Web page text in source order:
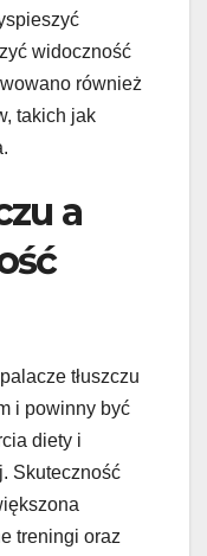
widoczność
również
takich jak
a
tłuszczu
i powinny być
diety i
Skuteczność
treningi oraz